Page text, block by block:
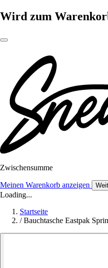
Wird zum
Zwischensumme
Meinen Warenkorb anzeigen
Loading...
Startseite
/ Bauchtasche Eastpak